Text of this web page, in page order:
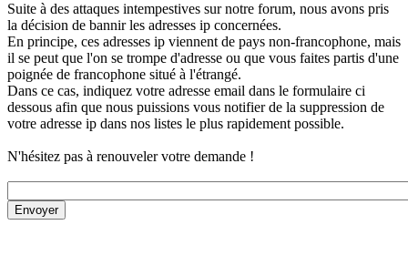
Suite à des attaques intempestives sur notre forum, nous avons pris
la décision de bannir les adresses ip concernées.
En principe, ces adresses ip viennent de pays non-francophone, mais
il se peut que l'on se trompe d'adresse ou que vous faites partis d'une
poignée de francophone situé à l'étrangé.
Dans ce cas, indiquez votre adresse email dans le formulaire ci
dessous afin que nous puissions vous notifier de la suppression de
votre adresse ip dans nos listes le plus rapidement possible.
N'hésitez pas à renouveler votre demande !